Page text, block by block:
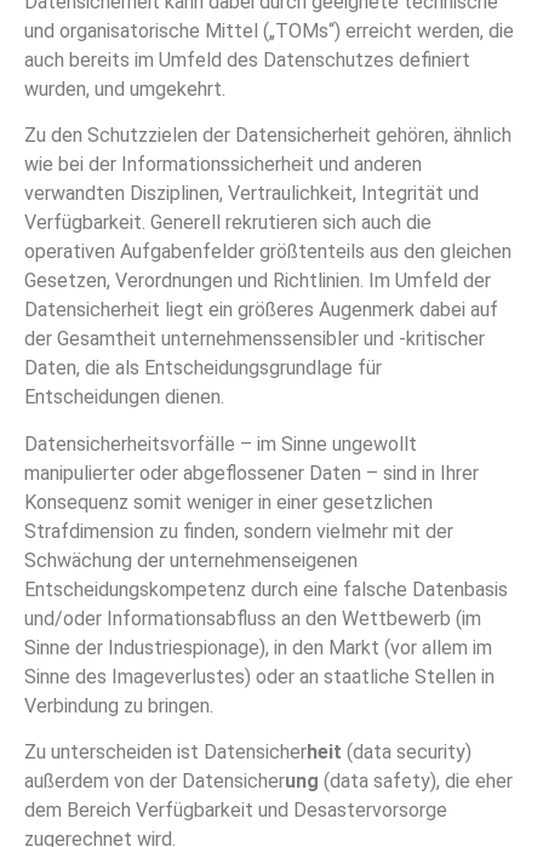
und organisatorische Mittel („TOMs“) erreicht werden, die
auch bereits im Umfeld des Datenschutzes definiert
wurden, und umgekehrt.
Zu den Schutzzielen der Datensicherheit gehören, ähnlich
wie bei der Informationssicherheit und anderen
verwandten Disziplinen, Vertraulichkeit, Integrität und
Verfügbarkeit. Generell rekrutieren sich auch die
operativen Aufgabenfelder größtenteils aus den gleichen
Gesetzen, Verordnungen und Richtlinien. Im Umfeld der
Datensicherheit liegt ein größeres Augenmerk dabei auf
der Gesamtheit unternehmenssensibler und -kritischer
Daten, die als Entscheidungsgrundlage für
Entscheidungen dienen.
Datensicherheitsvorfälle – im Sinne ungewollt
manipulierter oder abgeflossener Daten – sind in Ihrer
Konsequenz somit weniger in einer gesetzlichen
Strafdimension zu finden, sondern vielmehr mit der
Schwächung der unternehmenseigenen
Entscheidungskompetenz durch eine falsche Datenbasis
und/oder Informationsabfluss an den Wettbewerb (im
Sinne der Industriespionage), in den Markt (vor allem im
Sinne des Imageverlustes) oder an staatliche Stellen in
Verbindung zu bringen.
Zu unterscheiden ist Datensicherheit (data security)
außerdem von der Datensicherung (data safety), die eher
dem Bereich Verfügbarkeit und Desastervorsorge
zugerechnet wird.